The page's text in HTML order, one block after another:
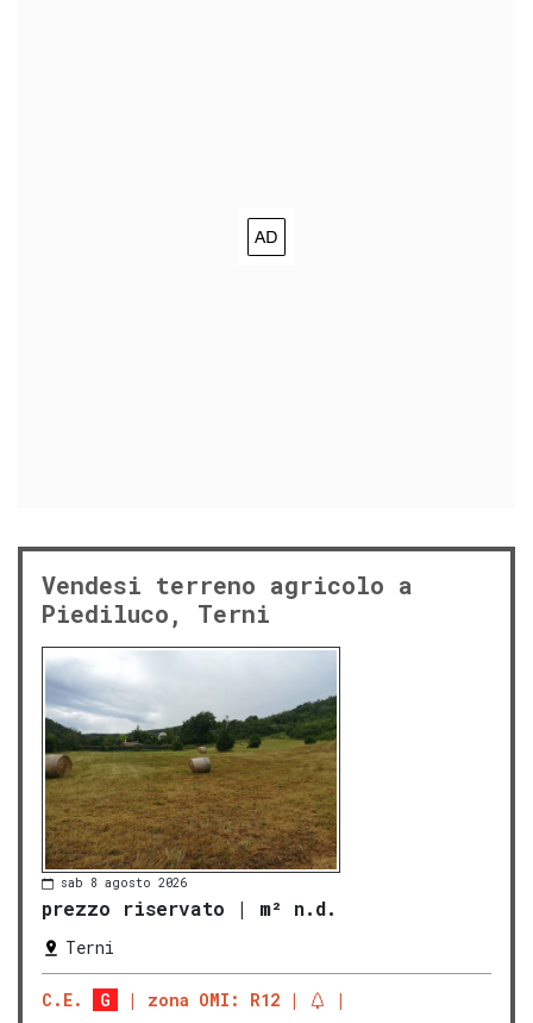
Vendesi terreno agricolo a
Piediluco, Terni
sab 8 agosto 2026
prezzo riservato | m² n.d.
Terni
C.E. G zona OMI: R12